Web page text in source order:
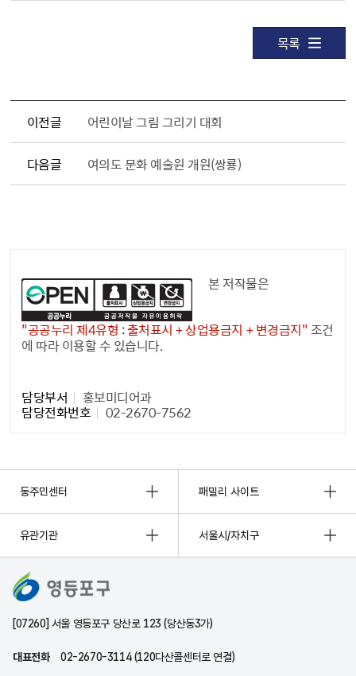
목록
이전글 어린이날 그림 그리기 대회
다음글 여의도 문화 예술원 개원(쌍룡)
본 저작물은
"공공누리 제4유형 : 출처표시 + 상업용금지 + 변경금지"조건
에 따라 이용할 수 있습니다.
담당부서 홍보미디어과
담당전화번호 02-2670-7562
동주민센터 패밀리 사이트
유관기관 서울시/자치구
[07260] 서울 영등포구 당산로 123 (당산동3가)
대표전화
02-2670-3114 (120다산콜센터로 연결)